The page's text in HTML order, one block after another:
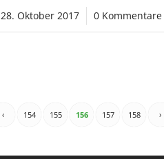
28. Oktober 2017
/ 0 Kommentare
‹ 154 155 156 157 158 ›